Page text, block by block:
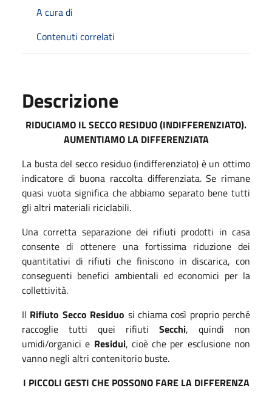
A cura di
Contenuti correlati
Descrizione
RIDUCIAMO IL SECCO RESIDUO (INDIFFERENZIATO).
AUMENTIAMO LA DIFFERENZIATA
La busta del secco residuo (indifferenziato) è un ottimo
indicatore di buona raccolta differenziata. Se rimane
quasi vuota significa che abbiamo separato bene tutti
gli altri materiali riciclabili.
Una corretta separazione dei rifiuti prodotti in casa
consente di ottenere una fortissima riduzione dei
quantitativi di rifiuti che finiscono in discarica, con
conseguenti benefici ambientali ed economici per la
collettività.
Il Rifiuto Secco Residuo si chiama così proprio perché
raccoglie tutti quei rifiuti Secchi, quindi non
umidi/organici e Residui, cioè che per esclusione non
vanno negli altri contenitorio buste.
I PICCOLI GESTI CHE POSSONO FARE LA DIFFERENZA